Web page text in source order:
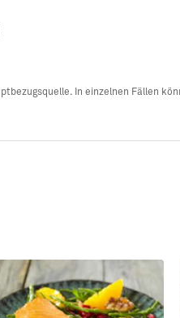
In einzelnen Fällen